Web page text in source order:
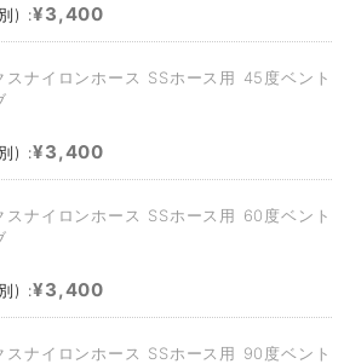
) :¥3,400
スナイロンホース SSホース用 45度ベント
) :¥3,400
スナイロンホース SSホース用 60度ベント
) :¥3,400
スナイロンホース SSホース用 90度ベント